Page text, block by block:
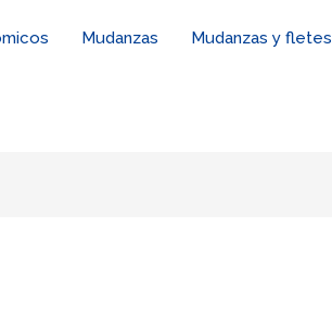
Mudanzas Mudanzas y fletes